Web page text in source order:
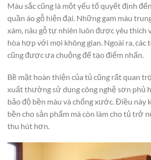
Màu sắc cũng là một yếu tố quyết định
quần áo gỗ hiện đại. Những gam màu
xám, nâu gỗ tự nhiên luôn được yêu thích
hòa hợp với mọi không gian. Ngoài ra, các
cũng được ưa chuộng để tạo điểm nhấn.
Bề mặt hoàn thiện của tủ cũng rất quan
xuất thường sử dụng công nghệ sơn phủ
bảo độ bền màu và chống xước. Điều này
bền cho sản phẩm mà còn làm cho tủ trở
thu hút hơn.